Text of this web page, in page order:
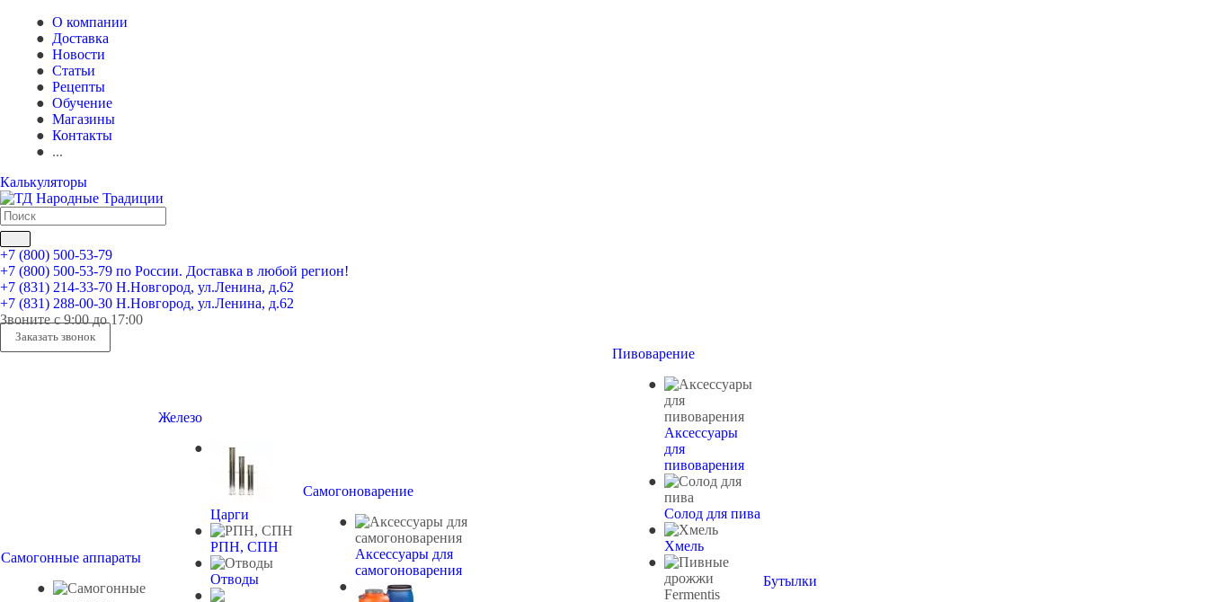
О компании
Доставка
Новости
Статьи
Рецепты
Обучение
Магазины
Контакты
...
Калькуляторы
+7 (800) 500-53-79
+7 (800) 500-53-79 по России. Доставка в любой регион!
+7 (831) 214-33-70 Н.Новгород, ул.Ленина, д.62
+7 (831) 288-00-30 Н.Новгород, ул.Ленина, д.62
Звоните с 9:00 до 17:00
Заказать звонок
Самогонные аппараты
Железо
Царги
РПН, СПН
Отводы
Самогоноварение
Аксессуары для
самогоноварения
Пивоварение
Аксессуары
для
пивоварения
Солод для пива
Хмель
Бутылки